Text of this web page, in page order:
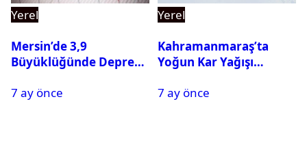
Yerel
Mersin’de 3,9
Büyüklüğünde Deprem
7 ay önce
Yerel
Kahramanmaraş’ta
Yoğun Kar Yağışı
Tatil
7 ay önce